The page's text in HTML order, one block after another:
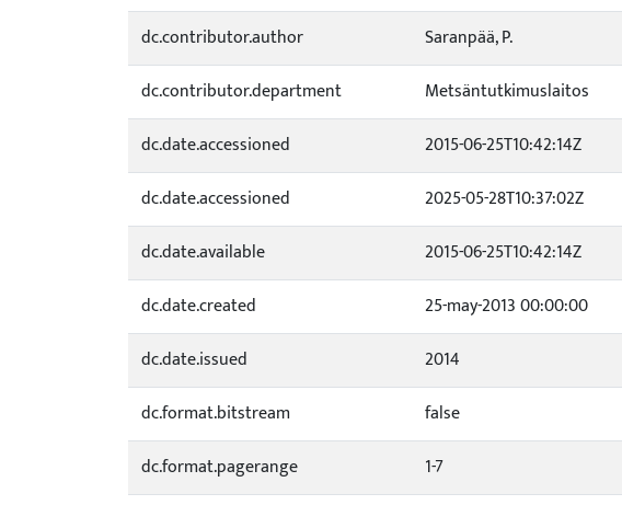
dc.contributor.author
Saranpää, P.
dc.contributor.department
Metsäntutkimuslaitos
dc.date.accessioned
2015-06-25T10:42:14Z
dc.date.accessioned
2025-05-28T10:37:02Z
dc.date.available
2015-06-25T10:42:14Z
dc.date.created
25-may-2013 00:00:00
dc.date.issued
2014
dc.format.bitstream
false
dc.format.pagerange
1-7